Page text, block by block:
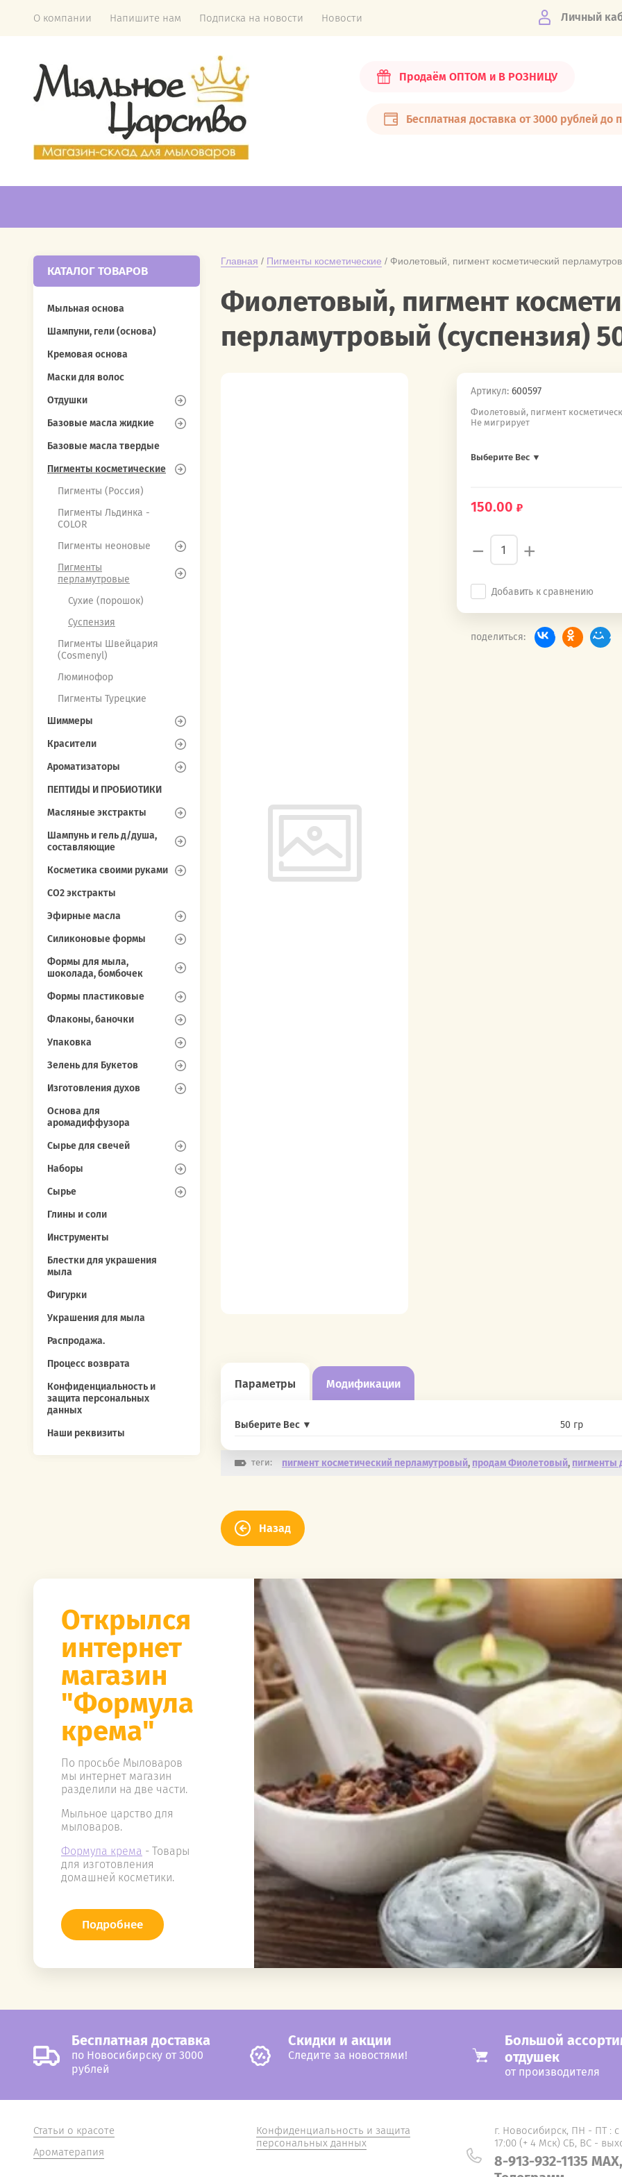
О компании Напишите нам Подписка на новости Новости Личный
Продаём ОПТОМ и В РОЗНИЦУ
Бесплатная доставка от 3000 рублей до
КАТАЛОГ ТОВАРОВ
Мыльная основа
Шампуни, гели (основа)
Кремовая основа
Маски для волос
Отдушки
Базовые масла жидкие
Базовые масла твердые
Пигменты косметические
Пигменты (Россия)
Пигменты Льдинка -
COLOR
Пигменты неоновые
Пигменты
перламутровые
Сухие (порошок)
Суспензия
Пигменты Швейцария
(Cosmenyl)
Люминофор
Пигменты Турецкие
Шиммеры
Красители
Ароматизаторы
ПЕПТИДЫ И ПРОБИОТИКИ
Масляные экстракты
Шампунь и гель д/душа,
составляющие
Косметика своими руками
СО2 экстракты
Эфирные масла
Силиконовые формы
Формы для мыла,
шоколада, бомбочек
Формы пластиковые
Флаконы, баночки
Упаковка
Зелень для Букетов
Изготовления духов
Основа для
аромадиффузора
Сырье для свечей
Наборы
Сырье
Глины и соли
Инструменты
Блестки для украшения
мыла
Фигурки
Украшения для мыла
Распродажа.
Процесс возврата
Конфиденциальность и
защита персональных
данных
Наши реквизиты
Главная / Пигменты косметические / Фиолетовый, пигмент косметический
Фиолетовый, пигмент
перламутровый (суспензия)
Артикул:600597
Фиолетовый, пигмент
Не мигрирует
Выберите Вес ▼
150.00
− +
Добавить к сравнению
поделиться:
Параметры Модификации
Выберите Вес ▼ 50 гр
теги: пигмент косметический перламутровый, продам Фиолетовый, пигменты
Назад
Открылся
интернет
магазин
"Формула
крема"
По просьбе Мыловаров
мы интернет магазин
разделили на две части.
Мыльное царство для
мыловаров.
Формула крема - Товары
для изготовления
домашней косметики.
Подробнее
Бесплатная доставка
по Новосибирску от 3000
рублей
Cкидки и акции
Следите за новостями!
Большой
отдушек
от производителя
Статьи о красоте
Ароматерапия
Конфиденциальность и защита
персональных данных
г. Новосибирск, ПН - ПТ : с
17:00 (+ 4 Мск) СБ, ВС -
8-913-932-1135 MAX,